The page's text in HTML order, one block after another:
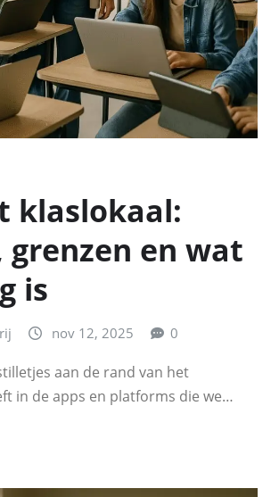
klaslokaal:
grenzen en wat
is
nov 12, 2025 0
aan de rand van het
in de apps en platforms die we…